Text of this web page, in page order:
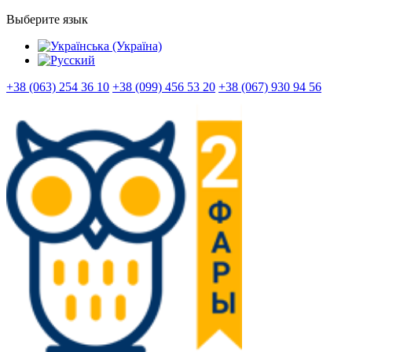
Выберите язык
+38 (063) 254 36 10 +38 (099) 456 53 20 +38 (067) 930 94 56